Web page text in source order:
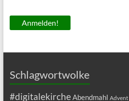
Schlagwortwolke
#digitalekircheAbendmahl Advent